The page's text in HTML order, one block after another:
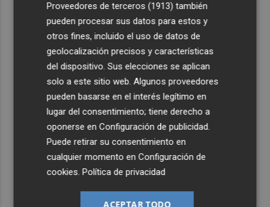
Proveedores de terceros (1913) también
pueden procesar sus datos para estos y
otros fines, incluido el uso de datos de
geolocalización precisos y características
del dispositivo. Sus elecciones se aplican
solo a este sitio web. Algunos proveedores
pueden basarse en el interés legítimo en
lugar del consentimiento; tiene derecho a
oponerse enConfiguración de publicidad.
Puede retirar su consentimiento en
cualquier momento enConfiguración de
cookies.Política de privacidad
ACEPTAR TODO